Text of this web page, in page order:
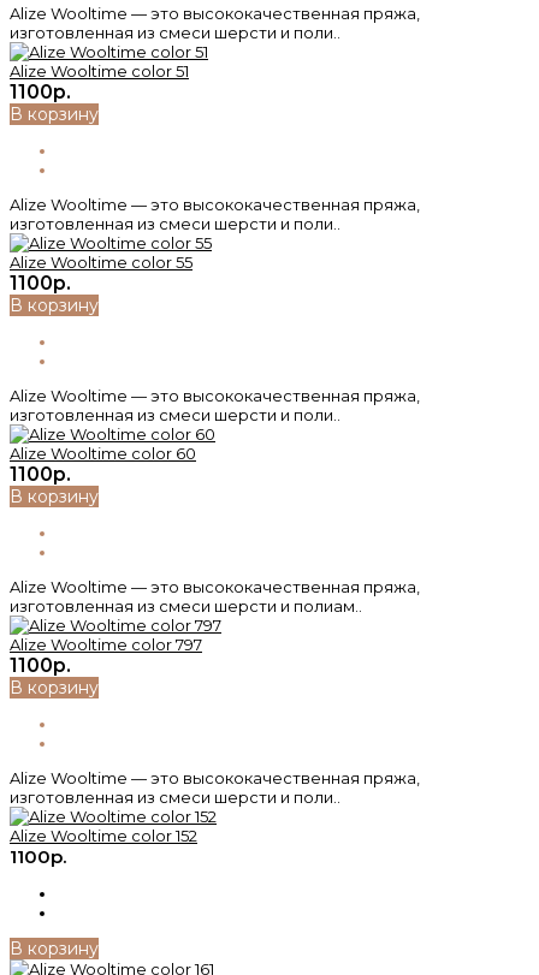
Alize Wooltime — это высококачественная пряжа,
изготовленная из смеси шерсти и поли..
Alize Wooltime color 51
1100р.
В корзину
Alize Wooltime — это высококачественная пряжа,
изготовленная из смеси шерсти и поли..
Alize Wooltime color 55
1100р.
В корзину
Alize Wooltime — это высококачественная пряжа,
изготовленная из смеси шерсти и поли..
Alize Wooltime color 60
1100р.
В корзину
Alize Wooltime — это высококачественная пряжа,
изготовленная из смеси шерсти и полиам..
Alize Wooltime color 797
1100р.
В корзину
Alize Wooltime — это высококачественная пряжа,
изготовленная из смеси шерсти и поли..
Alize Wooltime color 152
1100р.
В корзину